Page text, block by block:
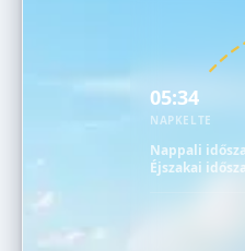
05:34
NAPKELTE
Nappali
Éjszakai